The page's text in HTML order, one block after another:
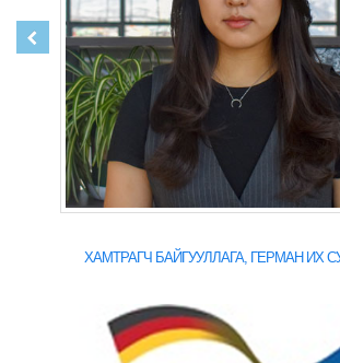
ХАМТРАГЧ БАЙГУУЛЛАГА, ГЕРМАН ИХ